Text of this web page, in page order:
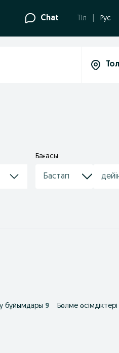
Chat Tіл Рус
Бағасы
бұйымдары 9 Бөлме өсімдіктері